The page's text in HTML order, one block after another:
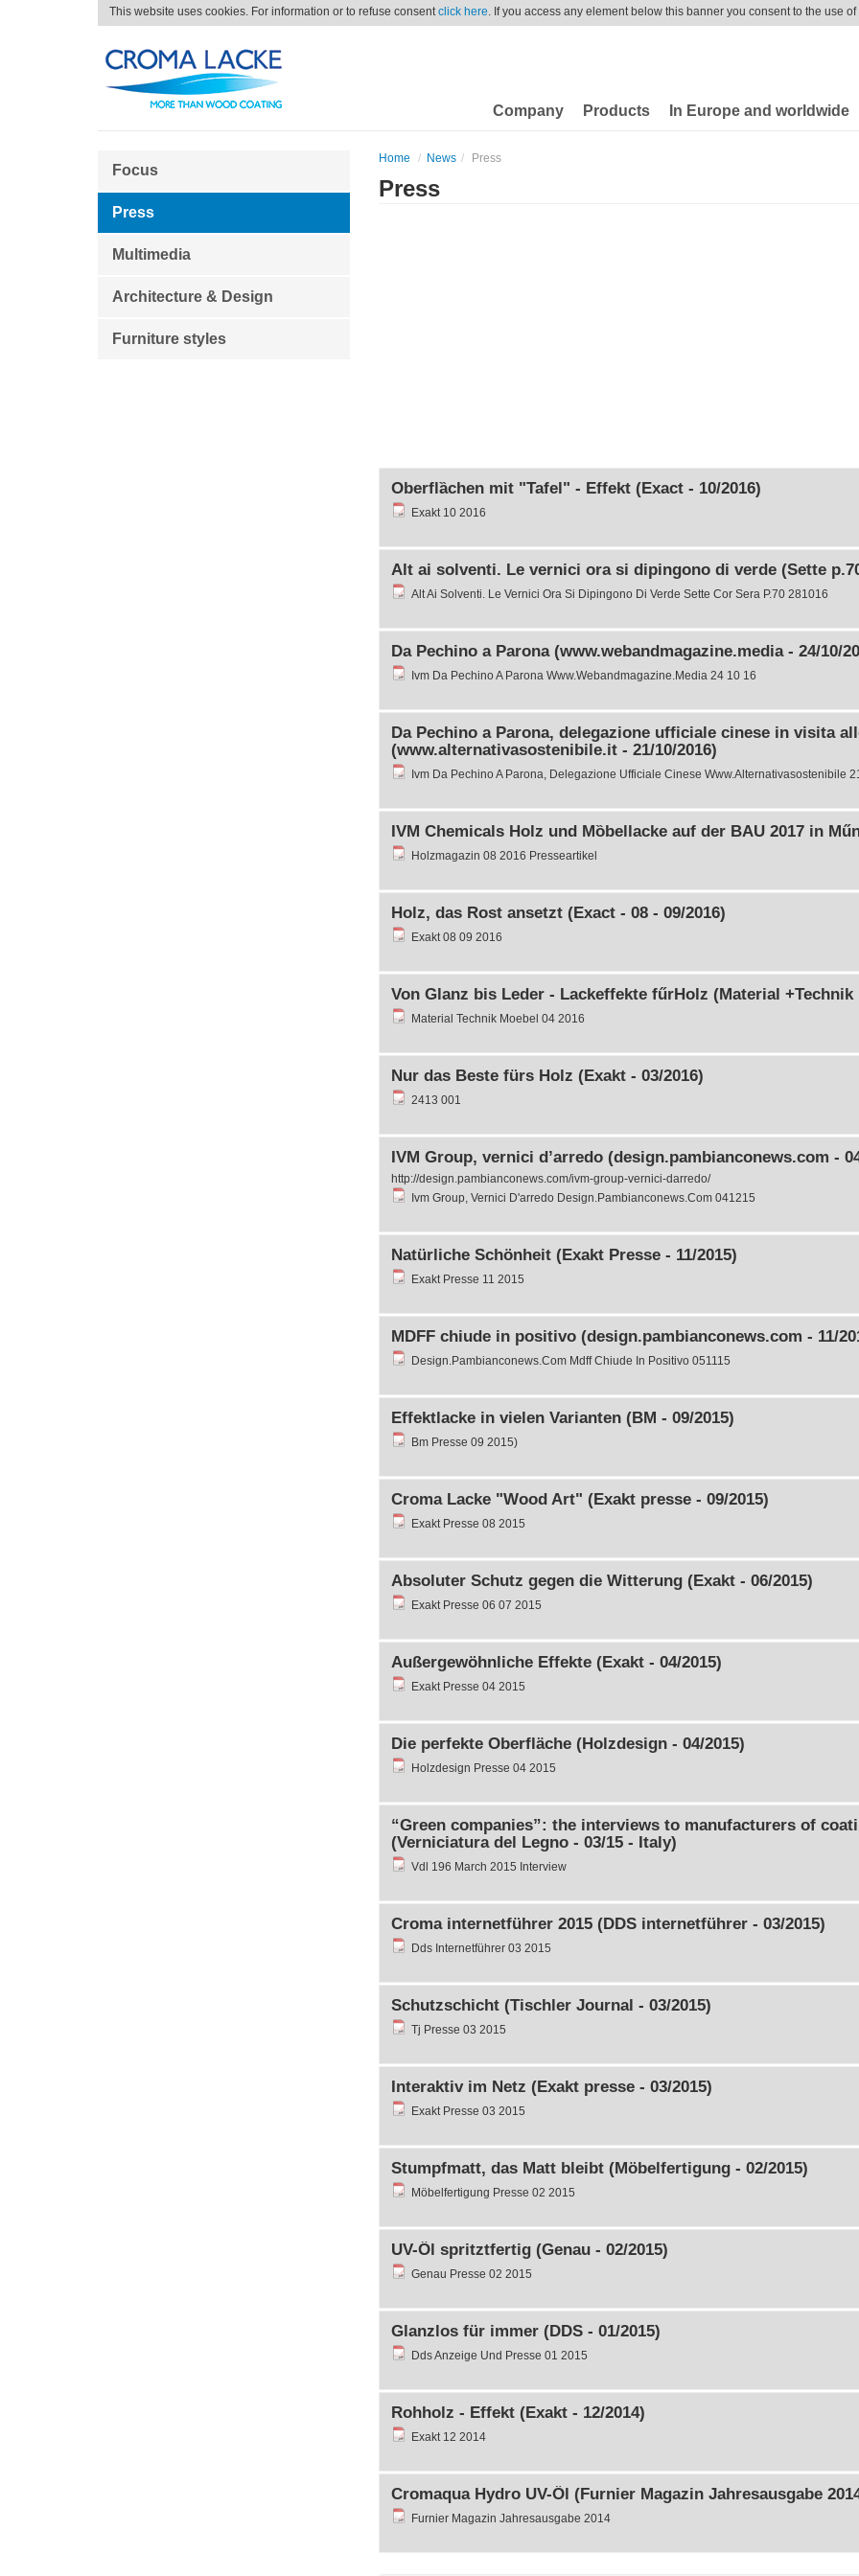
This website uses cookies. For information or to refuse consentclick here. If you access any element below this banner you consent to the use
Company Products In Europe and worldwide
Focus
Press
Multimedia
Architecture & Design
Furniture styles
Home News Press
Press
Ufficio
Tel. 02
Oberflȁchen mit "Tafel" - Effekt (Exact - 10/2016)
Exakt 10 2016
Alt ai solventi. Le vernici ora si dipingono di verde (Sette
Alt Ai Solventi. Le Vernici Ora Si Dipingono Di Verde Sette Cor Sera P.70 281016
Da Pechino a Parona (www.webandmagazine.media - 24/10/
Ivm Da Pechino A Parona Www.Webandmagazine.Media 24 10 16
Da Pechino a Parona, delegazione ufficiale cinese in visita
(www.alternativasostenibile.it - 21/10/2016)
Ivm Da Pechino A Parona, Delegazione Ufficiale Cinese Www.Alternativasostenibile
IVM Chemicals Holz und Mȍbellacke auf der BAU 2017 in
Holzmagazin 08 2016 Presseartikel
Holz, das Rost ansetzt (Exact - 08 - 09/2016)
Exakt 08 09 2016
Von Glanz bis Leder - Lackeffekte fűrHolz (Material +Technik
Material Technik Moebel 04 2016
Nur das Beste fürs Holz (Exakt - 03/2016)
2413 001
IVM Group, vernici d’arredo (design.pambianconews.com -
http://design.pambianconews.com/ivm-group-vernici-darredo/
Ivm Group, Vernici D'arredo Design.Pambianconews.Com 041215
Natürliche Schönheit (Exakt Presse - 11/2015)
Exakt Presse 11 2015
MDFF chiude in positivo (design.pambianconews.com - 11/
Design.Pambianconews.Com Mdff Chiude In Positivo 051115
Effektlacke in vielen Varianten (BM - 09/2015)
Bm Presse 09 2015)
Croma Lacke "Wood Art" (Exakt presse - 09/2015)
Exakt Presse 08 2015
Absoluter Schutz gegen die Witterung (Exakt - 06/2015)
Exakt Presse 06 07 2015
Außergewöhnliche Effekte (Exakt - 04/2015)
Exakt Presse 04 2015
Die perfekte Oberfläche (Holzdesign - 04/2015)
Holzdesign Presse 04 2015
“Green companies”: the interviews to manufacturers of
(Verniciatura del Legno - 03/15 - Italy)
Vdl 196 March 2015 Interview
Croma internetführer 2015 (DDS internetführer - 03/2015)
Dds Internetführer 03 2015
Schutzschicht (Tischler Journal - 03/2015)
Tj Presse 03 2015
Interaktiv im Netz (Exakt presse - 03/2015)
Exakt Presse 03 2015
Stumpfmatt, das Matt bleibt (Möbelfertigung - 02/2015)
Möbelfertigung Presse 02 2015
UV-Öl spritztfertig (Genau - 02/2015)
Genau Presse 02 2015
Glanzlos für immer (DDS - 01/2015)
Dds Anzeige Und Presse 01 2015
Rohholz - Effekt (Exakt - 12/2014)
Exakt 12 2014
Cromaqua Hydro UV-Ől (Furnier Magazin Jahresausgabe
Furnier Magazin Jahresausgabe 2014